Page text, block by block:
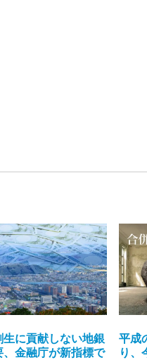
生に貢献しない地銀
、金融庁が新指標で
平成
り、